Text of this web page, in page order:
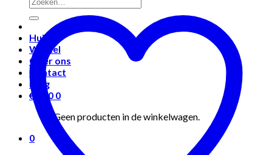
Huis
Winkel
Over ons
Contact
Blog
€
0.00 0
Geen producten in de winkelwagen.
0